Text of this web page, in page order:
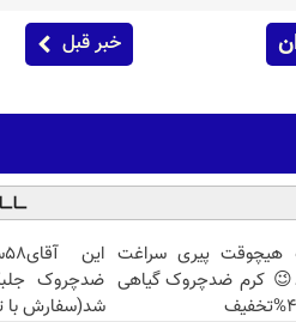
خبر قبل
هیچوقت پیری سراغت
کرم ضدچروک گیاهی
شد(سفارش با